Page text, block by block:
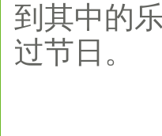
到其中的
过节日。